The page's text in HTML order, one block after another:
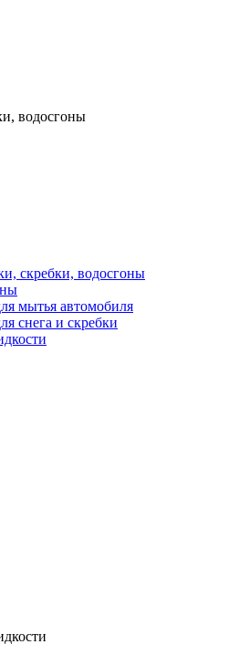
водосгоны
скребки, водосгоны
мытья автомобиля
снега и скребки